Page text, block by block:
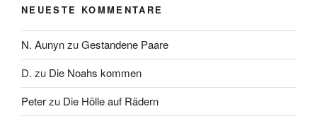
NEUESTE KOMMENTARE
N. AunynzuGestandene Paare
D. zu Die Noahs kommen
Peterzu Die Hölle auf Rädern